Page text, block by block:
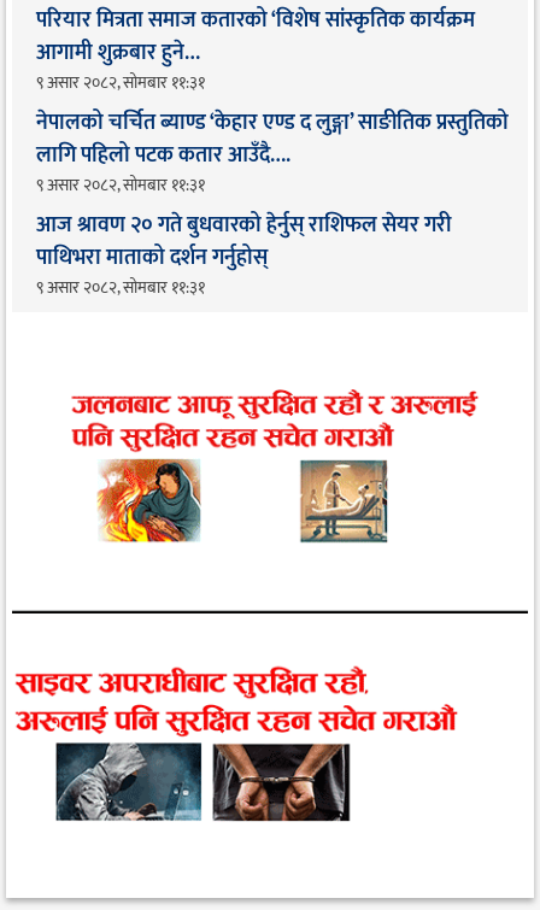
परियार मित्रता समाज कतारको ‘विशेष सांस्कृतिक कार्यक्रम
आगामी शुक्रबार हुने…
९ असार २०८२, सोमबार ११:३१
नेपालको चर्चित ब्याण्ड ‘केहार एण्ड द लुङ्गा’ साङीतिक प्रस्तुतिको
लागि पहिलो पटक कतार आउँदै…. ​
९ असार २०८२, सोमबार ११:३१
आज श्रावण २० गते बुधवारको हेर्नुस् राशिफल सेयर गरी
पाथिभरा माताको दर्शन गर्नुहोस्
९ असार २०८२, सोमबार ११:३१